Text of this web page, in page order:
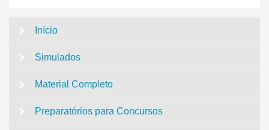
Início
Simulados
Material Completo
Preparatórios para Concursos